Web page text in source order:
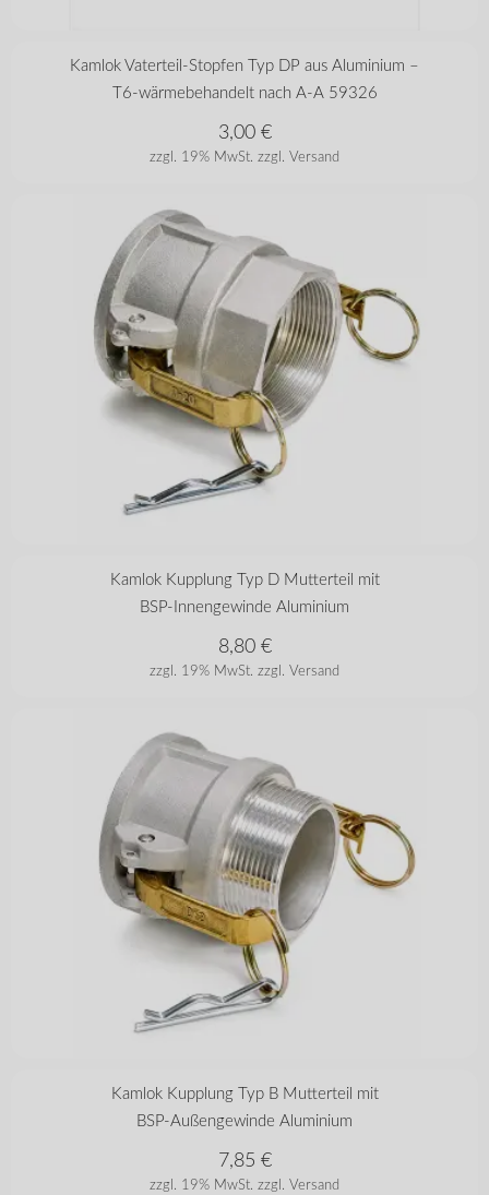
in vielen Varianten
Kamlok Vaterteil-Stopfen Typ DP aus Aluminium –
T6-wärmebehandelt nach A-A 59326
zzgl. 19% MwSt. zzgl. Versand
3,00€
in vielen Varianten
Kamlok Kupplung Typ D Mutterteil mit
BSP-Innengewinde Aluminium
zzgl. 19% MwSt. zzgl. Versand
8,80€
in vielen Varianten
Kamlok Kupplung Typ B Mutterteil mit
BSP-Außengewinde Aluminium
zzgl. 19% MwSt. zzgl. Versand
7,85 €